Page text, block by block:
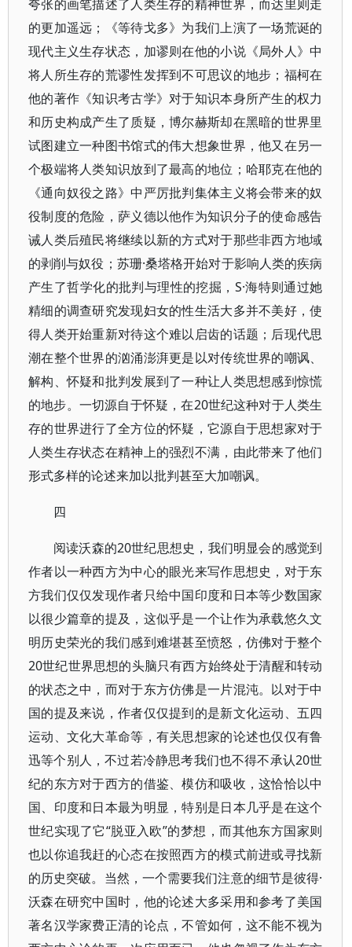
夸张的画笔描述了人类生存的精神世界，而达里则走
的更加遥远；《等待戈多》为我们上演了一场荒诞的
现代主义生存状态，加谬则在他的小说《局外人》中
将人所生存的荒谬性发挥到不可思议的地步；福柯在
他的著作《知识考古学》对于知识本身所产生的权力
和历史构成产生了质疑，博尔赫斯却在黑暗的世界里
试图建立一种图书馆式的伟大想象世界，他又在另一
个极端将人类知识放到了最高的地位；哈耶克在他的
《通向奴役之路》中严厉批判集体主义将会带来的奴
役制度的危险，萨义德以他作为知识分子的使命感告
诫人类后殖民将继续以新的方式对于那些非西方地域
的剥削与奴役；苏珊·桑塔格开始对于影响人类的疾病
产生了哲学化的批判与理性的挖掘，S·海特则通过她
精细的调查研究发现妇女的性生活大多并不美好，使
得人类开始重新对待这个难以启齿的话题；后现代思
潮在整个世界的汹涌澎湃更是以对传统世界的嘲讽、
解构、怀疑和批判发展到了一种让人类思想感到惊慌
的地步。一切源自于怀疑，在20世纪这种对于人类生
存的世界进行了全方位的怀疑，它源自于思想家对于
人类生存状态在精神上的强烈不满，由此带来了他们
形式多样的论述来加以批判甚至大加嘲讽。
四
阅读沃森的20世纪思想史，我们明显会的感觉到
作者以一种西方为中心的眼光来写作思想史，对于东
方我们仅仅发现作者只给中国印度和日本等少数国家
以很少篇章的提及，这似乎是一个让作为承载悠久文
明历史荣光的我们感到难堪甚至愤怒，仿佛对于整个
20世纪世界思想的头脑只有西方始终处于清醒和转动
的状态之中，而对于东方仿佛是一片混沌。以对于中
国的提及来说，作者仅仅提到的是新文化运动、五四
运动、文化大革命等，有关思想家的论述也仅仅有鲁
迅等个别人，不过若冷静思考我们也不得不承认20世
纪的东方对于西方的借鉴、模仿和吸收，这恰恰以中
国、印度和日本最为明显，特别是日本几乎是在这个
世纪实现了它“脱亚入欧”的梦想，而其他东方国家则
也以你追我赶的心态在按照西方的模式前进或寻找新
的历史突破。当然，一个需要我们注意的细节是彼得·
沃森在研究中国时，他的论述大多采用和参考了美国
著名汉学家费正清的论点，不管如何，这不能不视为